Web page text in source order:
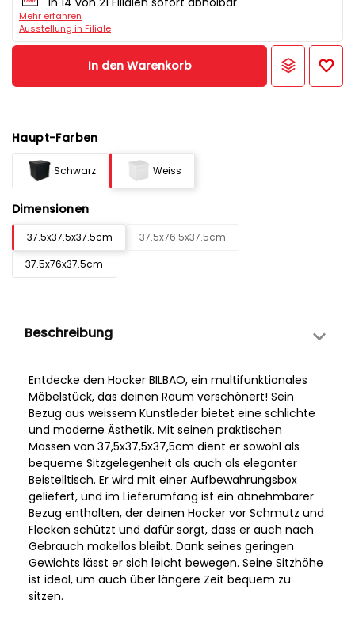
Mehr erfahren
Ausstellung in Filiale
In den Warenkorb
Haupt-Farben
Schwarz Weiss
Dimensionen
37.5x37.5x37.5cm
37.5x76.5x37.5cm
37.5x76x37.5cm
Beschreibung
Entdecke den Hocker BILBAO, ein multifunktionales
Möbelstück, das deinen Raum verschönert! Sein
Bezug aus weissem Kunstleder bietet eine schlichte
und moderne Ästhetik. Mit seinen praktischen
Massen von 37,5x37,5x37,5cm dient er sowohl als
bequeme Sitzgelegenheit als auch als eleganter
Beistelltisch. Er wird mit einer Aufbewahrungsbox
geliefert, und im Lieferumfang ist ein abnehmbarer
Bezug enthalten, der deinen Hocker vor Schmutz und
Flecken schützt und dafür sorgt, dass er auch nach
Gebrauch makellos bleibt. Dank seines geringen
Gewichts lässt er sich leicht bewegen. Seine Sitzhöhe
ist ideal, um auch über längere Zeit bequem zu
sitzen.